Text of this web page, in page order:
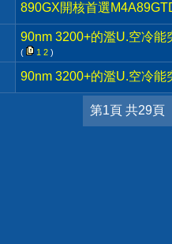
890GX開核首選
90nm 3200+的濫U.空冷能
( 1 2 )
90nm 3200+的濫U.空冷能
第1頁 共29頁